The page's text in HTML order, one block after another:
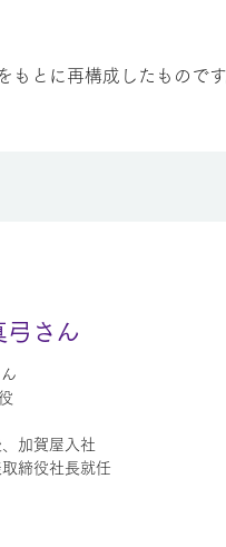
とに再構成したもので
さん
加賀屋入社
締役社長就任